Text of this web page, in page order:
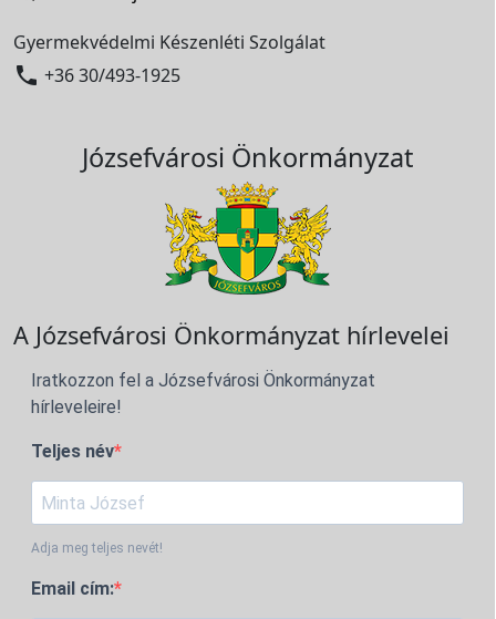
Gyermekvédelmi Készenléti Szolgálat
 +36 30/493-1925
Józsefvárosi Önkormányzat
A Józsefvárosi Önkormányzat hírlevelei
Iratkozzon fel a Józsefvárosi Önkormányzat
hírleveleire!
Teljes név
Adja meg teljes nevét!
Email cím: